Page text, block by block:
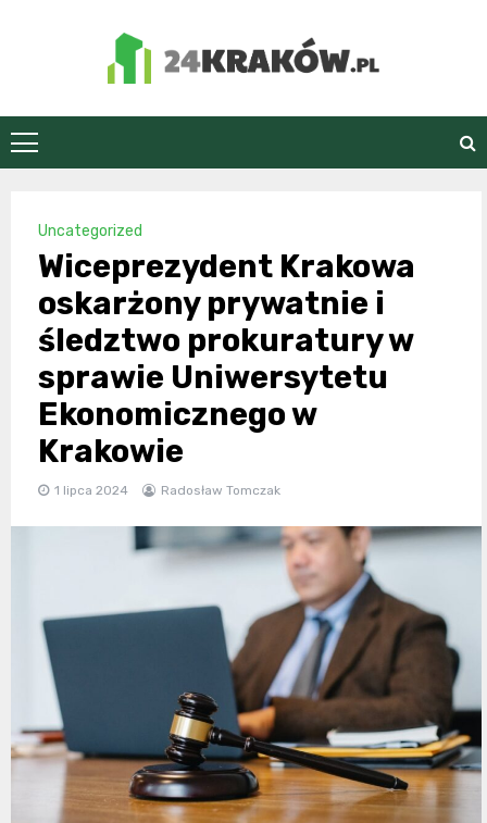
24Kraków.pl
Uncategorized
Wiceprezydent Krakowa
oskarżony prywatnie i
śledztwo prokuratury w
sprawie Uniwersytetu
Ekonomicznego w
Krakowie
1 lipca 2024 Radosław Tomczak